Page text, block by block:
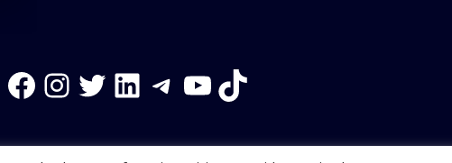
Facebook
Instagram
Twitter
LinkedIn
Telegram
YouTube
TikTok